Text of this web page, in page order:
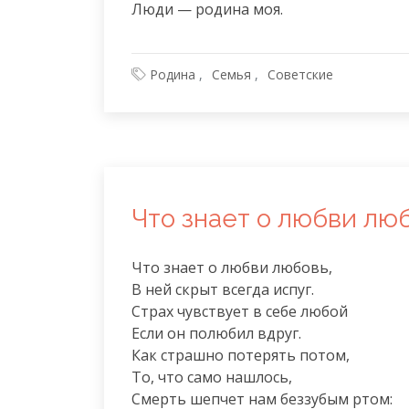
Люди — родина моя.
Родина Семья Советские
Что знает о любви
Что знает о любви любовь,
В ней скрыт всегда испуг.
Страх чувствует в себе любой
Если он полюбил вдруг.
Как страшно потерять потом,
То, что само нашлось,
Смерть шепчет нам беззубым ртом: